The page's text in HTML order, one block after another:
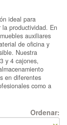
ideal para
productividad. En
auxiliares
de oficina y
Nuestra
y 4 cajones,
en diferentes
como a
Ordenar: